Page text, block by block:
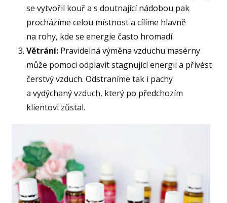
se vytvořil kouř a s doutnající nádobou pak
procházíme celou místnost a cílíme hlavně
na rohy, kde se energie často hromadí.
Větrání: Pravidelná výměna vzduchu masérny
může pomoci odplavit stagnující energii a přivést
čerstvý vzduch. Odstraníme tak i pachy
a vydýchaný vzduch, který po předchozím
klientovi zůstal.